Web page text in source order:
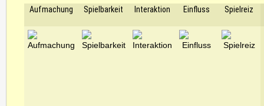
Aufmachung Spielbarkeit Interaktion Einfluss Spielreiz